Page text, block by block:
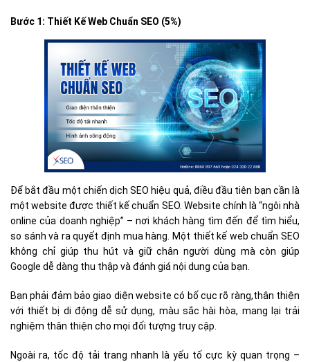
Bước 1: Thiết Kế Web Chuẩn SEO (5%)
Để bắt đầu một chiến dịch SEO hiệu quả, điều đầu tiên bạn cần là
một website được thiết kế chuẩn SEO. Website chính là “ngôi nhà
online của doanh nghiệp” – nơi khách hàng tìm đến để tìm hiểu,
so sánh và ra quyết định mua hàng. Một thiết kế web chuẩn SEO
không chỉ giúp thu hút và giữ chân người dùng mà còn giúp
Google dễ dàng thu thập và đánh giá nội dung của bạn.
Bạn phải đảm bảo giao diện website có bố cục rõ ràng,thân thiện
với thiết bị di động dễ sử dụng, màu sắc hài hòa, mang lại trải
nghiệm thân thiện cho mọi đối tượng truy cập.
Ngoài ra, tốc độ tải trang nhanh là yếu tố cực kỳ quan trọng –